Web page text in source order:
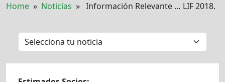
Home » Noticias » Información Relevante … LIF 2018.